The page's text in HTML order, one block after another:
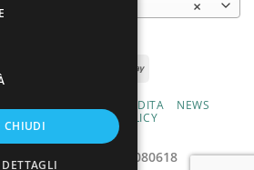
×
CONDIZIONI DI VENDITA
NEWS
PRIVACY E COOKIE POLICY
DI PAGAMENTO
s.r.l. | P.iva: 03786080618
CHIUDI